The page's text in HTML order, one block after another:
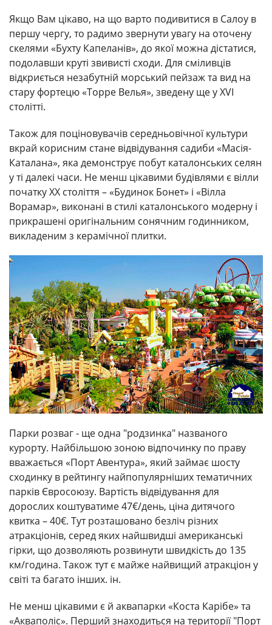
Якщо Вам цікаво, на що варто подивитися в Салоу в
першу чергу, то радимо звернути увагу на оточену
скелями «Бухту Капеланів», до якої можна дістатися,
подолавши круті звивисті сходи. Для сміливців
відкриється незабутній морський пейзаж та вид на
стару фортецю «Торре Велья», зведену ще у XVI
столітті.
Також для поціновувачів середньовічної культури
вкрай корисним стане відвідування садиби «Масія-
Каталана», яка демонструє побут каталонських селян
у ті далекі часи. Не менш цікавими будівлями є вілли
початку ХХ століття – «Будинок Бонет» і «Вілла
Ворамар», виконані в стилі каталонського модерну і
прикрашені оригінальним сонячним годинником,
викладеним з керамічної плитки.
Парки розваг - ще одна "родзинка" названого
курорту. Найбільшою зоною відпочинку по праву
вважається «Порт Авентура», який займає шосту
сходинку в рейтингу найпопулярніших тематичних
парків Євросоюзу. Вартість відвідування для
дорослих коштуватиме 47€/день, ціна дитячого
квитка – 40€. Тут розташовано безліч різних
атракціонів, серед яких найшвидші американські
гірки, що дозволяють розвинути швидкість до 135
км/година. Також тут є майже найвищий атракціон у
світі та багато інших. ін.
Не менш цікавими є й аквапарки «Коста Карібе» та
«Акваполіс». Перший знаходиться на території "Порт